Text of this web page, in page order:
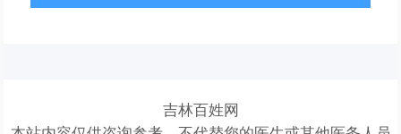
吉林百姓网